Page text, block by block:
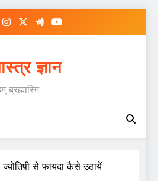
ज्ञान
ब्रह्मास्मि
ज्योतिषी से फायदा कैसे उठायें